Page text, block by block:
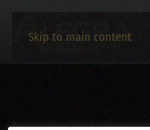
Skip to main content